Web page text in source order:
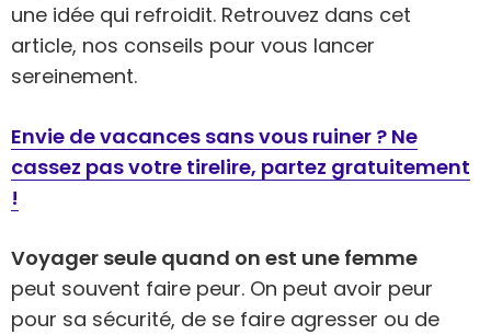
une idée qui refroidit. Retrouvez dans cet
article, nos conseils pour vous lancer
sereinement.
Envie de vacances sans vous ruiner ? Ne
cassez pas votre tirelire, partez gratuitement
!
Voyager seule quand on est une femme
peut souvent faire peur. On peut avoir peur
pour sa sécurité, de se faire agresser ou de